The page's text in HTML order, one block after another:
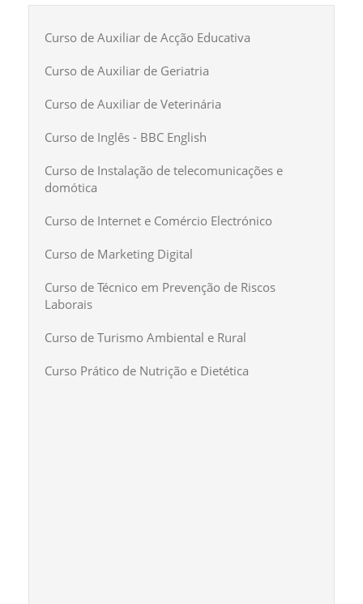
Curso de Auxiliar de Acção Educativa
Curso de Auxiliar de Geriatria
Curso de Auxiliar de Veterinária
Curso de Inglês - BBC English
Curso de Instalação de telecomunicações e
domótica
Curso de Internet e Comércio Electrónico
Curso de Marketing Digital
Curso de Técnico em Prevenção de Riscos
Laborais
Curso de Turismo Ambiental e Rural
Curso Prático de Nutrição e Dietética